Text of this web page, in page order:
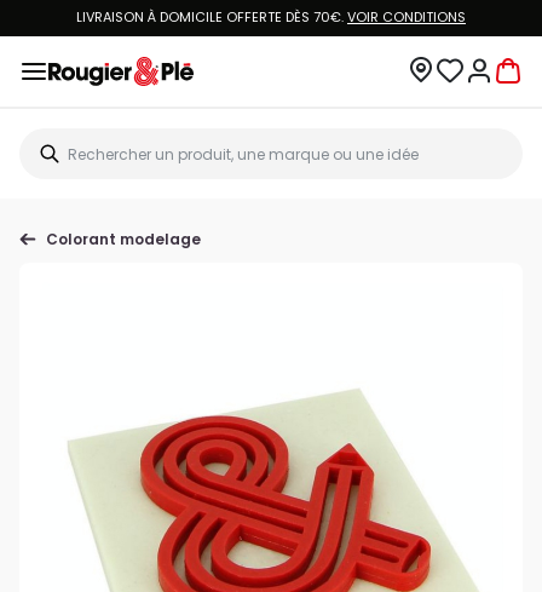
LIVRAISON À DOMICILE OFFERTE DÈS 70€.VOIR CONDITIONS
Colorant modelage